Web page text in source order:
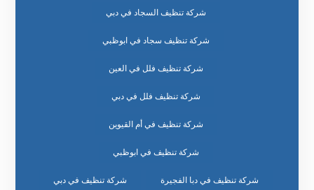
شركة تنظيف السجاد في دبي
شركة تنظيف سجاد في ابوظبي
شركة تنظيف فلل في العين
شركة تنظيف فلل في دبي
شركة تنظيف في أم القيوين
شركة تنظيف في ابوظبي
شركة تنظيف في دبا الفجيرة شركة تنظيف في دبي